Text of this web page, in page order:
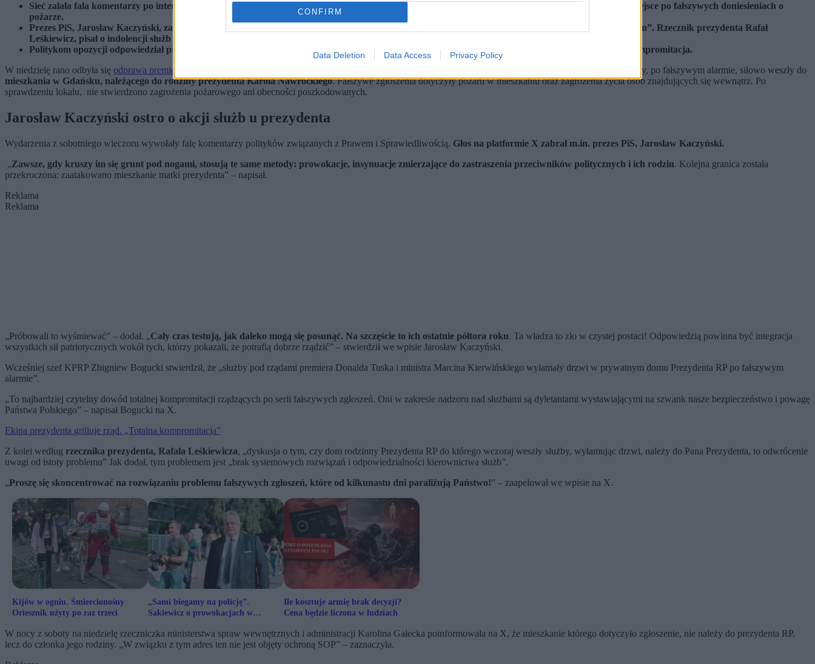
CONFIRM
Data Deletion Data Access Privacy Policy
Sieć zalała fala komentarzy po interwencji służb w gdańskim mieszkaniu należącym do matki prezydenta Karola Nawrockiego. Interwencja miała miejsce po fałszywych doniesieniach o
pożarze.
Prezes PiS, Jarosław Kaczyński, zarzucił ekipie rządzącej „prowokacje, insynuacje zmierzające do zastraszenia przeciwników politycznych i ich rodzin”. Rzecznik prezydenta Rafał
Leśkiewicz, pisał o indolencji służb i braku odpowiedzialności ich kierownictwa.
Politykom opozycji odpowiedział premier Donald Tusk. Zdaniem szefa rządu, doszukiwanie się drugiego dna w uzasadnionej interwencji służb to kompromitacja.
W niedzielę rano odbyła się odprawa premiera Donalda Tuska z udziałem ministrów i przedstawicieli służb
. Spotkanie zwołano po tym, jak w sobotę wieczorem służby, po fałszywym alarmie, siłowo weszły do
mieszkania w Gdańsku, należącego do rodziny prezydenta Karola Nawrockiego. Fałszywe zgłoszenia dotyczyły pożaru w mieszkaniu oraz zagrożenia życia osób znajdujących się wewnątrz. Po
sprawdzeniu lokalu, nie stwierdzono zagrożenia pożarowego ani obecności poszkodowanych.
Jarosław Kaczyński ostro o akcji służb u prezydenta
Wydarzenia z sobotniego wieczoru wywołały falę komentarzy polityków związanych z Prawem i Sprawiedliwością. Głos na platformie X zabrał m.in. prezes PiS, Jarosław Kaczyński.
„Zawsze, gdy kruszy im się grunt pod nogami, stosują te same metody: prowokacje, insynuacje zmierzające do zastraszenia przeciwników politycznych i ich rodzin. Kolejna granica została
przekroczona: zaatakowano mieszkanie matki prezydenta” – napisał.
Reklama
Reklama
„Próbowali to wyśmiewać” – dodał. „Cały czas testują, jak daleko mogą się posunąć. Na szczęście to ich ostatnie półtora roku. Ta władza to zło w czystej postaci! Odpowiedzią powinna być integracja
wszystkich sił patriotycznych wokół tych, którzy pokazali, że potrafią dobrze rządzić” – stwierdził we wpisie Jarosław Kaczyński.
Wcześniej szef KPRP Zbigniew Bogucki stwierdził, że „służby pod rządami premiera Donalda Tuska i ministra Marcina Kierwińskiego wyłamały drzwi w prywatnym domu Prezydenta RP po fałszywym
alarmie”.
„To najbardziej czytelny dowód totalnej kompromitacji rządzących po serii fałszywych zgłoszeń. Oni w zakresie nadzoru nad służbami są dyletantami wystawiającymi na szwank nasze bezpieczeństwo i powagę
Państwa Polskiego” – napisał Bogucki na X.
Ekipa prezydenta grilluje rząd. „Totalna kompromitacja”
Z kolei według rzecznika prezydenta, Rafała Leśkiewicza, „dyskusja o tym, czy dom rodzinny Prezydenta RP do którego wczoraj weszły służby, wyłamując drzwi, należy do Pana Prezydenta, to odwrócenie
uwagi od istoty problemu” Jak dodał, tym problemem jest „brak systemowych rozwiązań i odpowiedzialności kierownictwa służb”.
„Proszę się skoncentrować na rozwiązaniu problemu fałszywych zgłoszeń, które od kilkunastu dni paraliżują Państwo!” – zaapelował we wpisie na X.
Kijów w ogniu. Śmiercionośny
Oriesznik użyty po raz trzeci
„Sami biegamy na policję”.
Sakiewicz o prowokacjach w
Ile kosztuje armię brak decyzji?
Cena będzie liczona w ludziach
W nocy z soboty na niedzielę rzeczniczka ministerstwa spraw wewnętrznych i administracji Karolina Gałecka poinformowała na X, że mieszkanie którego dotyczyło zgłoszenie, nie należy do prezydenta RP,
lecz do członka jego rodziny. „W związku z tym adres ten nie jest objęty ochroną SOP” – zaznaczyła.